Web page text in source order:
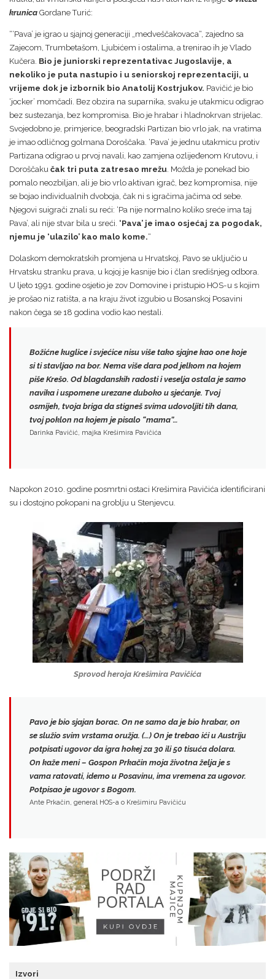
krunica Gordane Turić:
“‘Pava’ je igrao u sjajnoj generaciji „medveščakovaca“, zajedno sa
Zajecom, Trumbetašom, Ljubićem i ostalima, a trenirao ih je Vlado
Kučera. Bio je juniorski reprezentativac Jugoslavije, a
nekoliko je puta nastupio i u seniorskoj reprezentaciji, u
vrijeme dok je izbornik bio Anatolij Kostrjukov. Pavičić je bio
‘jocker’ momčadi. Bez obzira na suparnika, svaku je utakmicu odigrao
bez sustezanja, bez kompromisa. Bio je hrabar i hladnokrvan strijelac.
Svojedobno je, primjerice, beogradski Partizan bio vrlo jak, na vratima
je imao odličnog golmana Doroščaka. ‘Pava’ je jednu utakmicu protiv
Partizana odigrao u prvoj navali, kao zamjena ozlijeđenom Krutovu, i
Doroščaku čak tri puta zatresao mrežu . Možda je ponekad bio
pomalo neozbiljan, ali je bio vrlo aktivan igrač, bez kompromisa, nije
se bojao individualnih dvoboja, čak ni s igračima jačima od sebe.
Njegovi suigrači znali su reći: ‘Pa nije normalno koliko sreće ima taj
Pava’, ali nije stvar bila u sreći. ‘Pava’ je imao osjećaj za pogodak,
njemu je ‘ulazilo’ kao malo kome.“
Dolaskom demokratskih promjena u Hrvatskoj, Pavo se uključio u
Hrvatsku stranku prava, u kojoj je kasnije bio i član središnjeg odbora.
U ljeto 1991. godine osjetio je zov Domovine i pristupio HOS-u s kojim
je prošao niz ratišta, a na kraju život izgubio u Bosanskoj Posavini
nakon čega se 18 godina vodio kao nestali.
Božićne kuglice i svjećice nisu više tako sjajne kao one koje
si ti stavljao na bor. Nema više dara pod jelkom na kojem
piše Krešo. Od blagdanskih radosti i veselja ostala je samo
navika i uspomene urezane duboko u sjećanje. Tvoj
osmijeh, tvoja briga da stigneš svima udovoljiti tih dana,
tvoj poklon na kojem je pisalo “mama”…
Darinka Pavičić, majka Krešimira Pavičića
Napokon 2010. godine posmrtni ostaci Krešimira Pavičića identificirani
su i dostojno pokopani na groblju u Stenjevcu.
Sprovod heroja Krešimira Pavičića
Pavo je bio sjajan borac. On ne samo da je bio hrabar, on
se služio svim vrstama oružja. (…) On je trebao ići u Austriju
potpisati ugovor da igra hokej za 30 ili 50 tisuća dolara.
On kaže meni – Gospon Prkačin moja životna želja je s
vama ratovati, idemo u Posavinu, ima vremena za ugovor.
Potpisao je ugovor s Bogom.
Ante Prkačin, general HOS-a o Krešimiru Pavičiću
Izvori